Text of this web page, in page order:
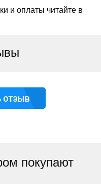
и оплаты читайте в
отзыв
покупают